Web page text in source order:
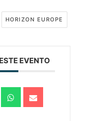
HORIZON EUROPE
EVENTO